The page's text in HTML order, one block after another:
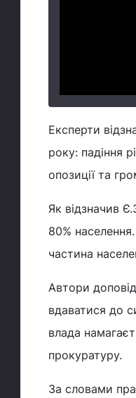
Експерти
року: падіння
опозиції та
Як відзначив
80%
частина
Автори
вдаватися до
влада
прокуратуру.
За словами